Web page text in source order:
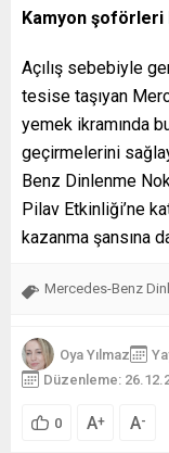
Kamyon
Açılış sebebiyle
tesise taşıyan
yemek ikramında
geçirmelerini
Benz Dinlenme
Pilav Etkinliği’ne
kazanma şansına
Mercedes-Benz
Oya Yılmaz
Düzenleme:
0 A+ A-